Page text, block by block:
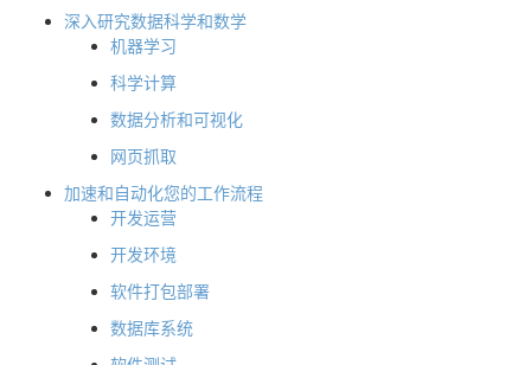
学
深入研究数据科学和数学
机器学习
科学计算
数据分析和可视化
网页抓取
加速和自动化您的工作流程
开发运营
开发环境
软件打包部署
数据库系统